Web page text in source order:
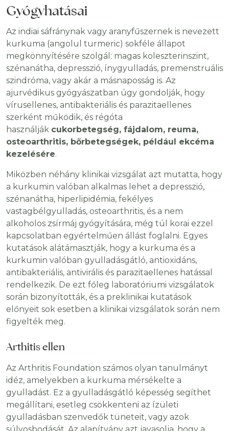
Gyógyhatásai
Az indiai sáfránynak vagy aranyfűszernek is nevezett
kurkuma (angolul turmeric) sokféle állapot
megkönnyítésére szolgál: magas koleszterinszint,
szénanátha, depresszió, ínygyulladás, premenstruális
szindróma, vagy akár a másnaposság is. Az
ajurvédikus gyógyászatban úgy gondolják, hogy
vírusellenes, antibakteriális és parazitaellenes
szerként működik, és régóta
használják cukorbetegség, fájdalom, reuma,
osteoarthritis, bőrbetegségek, például ekcéma
kezelésére.
Miközben néhány klinikai vizsgálat azt mutatta, hogy
a kurkumin valóban alkalmas lehet a depresszió,
szénanátha, hiperlipidémia, fekélyes
vastagbélgyulladás, osteoarthritis, és a nem
alkoholos zsírmáj gyógyítására, még túl korai ezzel
kapcsolatban egyértelműen állást foglalni. Egyes
kutatások alátámasztják, hogy a kurkuma és a
kurkumin valóban gyulladásgátló, antioxidáns,
antibakteriális, antivirális és parazitaellenes hatással
rendelkezik. De ezt főleg laboratóriumi vizsgálatok
során bizonyították, és a preklinikai kutatások
előnyeit sok esetben a klinikai vizsgálatok során nem
figyelték meg.
Arthitis ellen
Az Arthritis Foundation számos olyan tanulmányt
idéz, amelyekben a kurkuma mérsékelte a
gyulladást. Ez a gyulladásgátló képesség segíthet
megállítani, esetleg csökkenteni az ízületi
gyulladásban szenvedők tüneteit, vagy azok